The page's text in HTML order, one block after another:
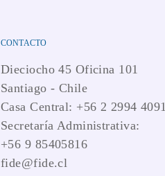
CONTACTO
Dieciocho 45 Oficina 101
Santiago - Chile
Casa Central: +56 2 2994 4091
Secretaría Administrativa:
+56 9 85405816
fide@fide.cl